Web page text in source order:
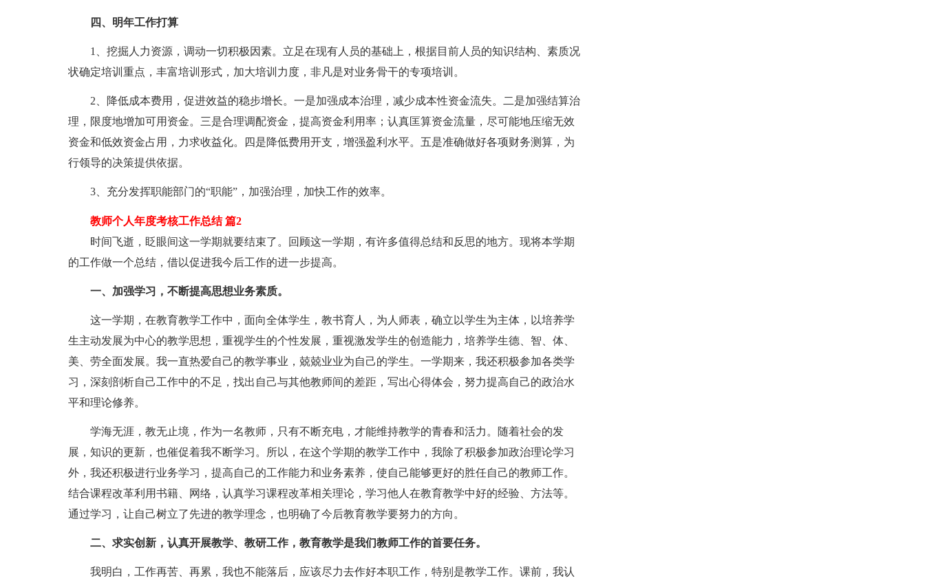
四、明年工作打算
1、挖掘人力资源，调动一切积极因素。立足在现有人员的基础上，根据目前人员的知识结构、素质况
状确定培训重点，丰富培训形式，加大培训力度，非凡是对业务骨干的专项培训。
2、降低成本费用，促进效益的稳步增长。一是加强成本治理，减少成本性资金流失。二是加强结算治
理，限度地增加可用资金。三是合理调配资金，提高资金利用率；认真匡算资金流量，尽可能地压缩无效
资金和低效资金占用，力求收益化。四是降低费用开支，增强盈利水平。五是准确做好各项财务测算，为
行领导的决策提供依据。
3、充分发挥职能部门的“职能”，加强治理，加快工作的效率。
教师个人年度考核工作总结 篇2
时间飞逝，眨眼间这一学期就要结束了。回顾这一学期，有许多值得总结和反思的地方。现将本学期
的工作做一个总结，借以促进我今后工作的进一步提高。
一、加强学习，不断提高思想业务素质。
这一学期，在教育教学工作中，面向全体学生，教书育人，为人师表，确立以学生为主体，以培养学
生主动发展为中心的教学思想，重视学生的个性发展，重视激发学生的创造能力，培养学生德、智、体、
美、劳全面发展。我一直热爱自己的教学事业，兢兢业业为自己的学生。一学期来，我还积极参加各类学
习，深刻剖析自己工作中的不足，找出自己与其他教师间的差距，写出心得体会，努力提高自己的政治水
平和理论修养。
学海无涯，教无止境，作为一名教师，只有不断充电，才能维持教学的青春和活力。随着社会的发
展，知识的更新，也催促着我不断学习。所以，在这个学期的教学工作中，我除了积极参加政治理论学习
外，我还积极进行业务学习，提高自己的工作能力和业务素养，使自己能够更好的胜任自己的教师工作。
结合课程改革利用书籍、网络，认真学习课程改革相关理论，学习他人在教育教学中好的经验、方法等。
通过学习，让自己树立了先进的教学理念，也明确了今后教育教学要努力的方向。
二、求实创新，认真开展教学、教研工作，教育教学是我们教师工作的首要任务。
我明白，工作再苦、再累，我也不能落后，应该尽力去作好本职工作，特别是教学工作。课前，我认